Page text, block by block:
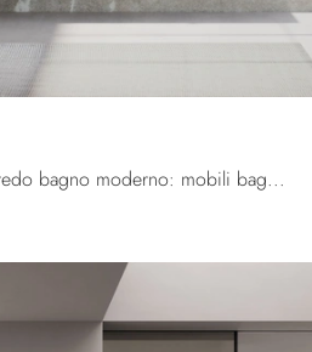
Ottieni informazioni sull'arredo bagno moderno: mobili bagno sospesi in HPL come il modello M System 042 di Baxar ti attendono.